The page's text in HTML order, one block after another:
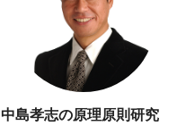
中島孝志の原理原則研究